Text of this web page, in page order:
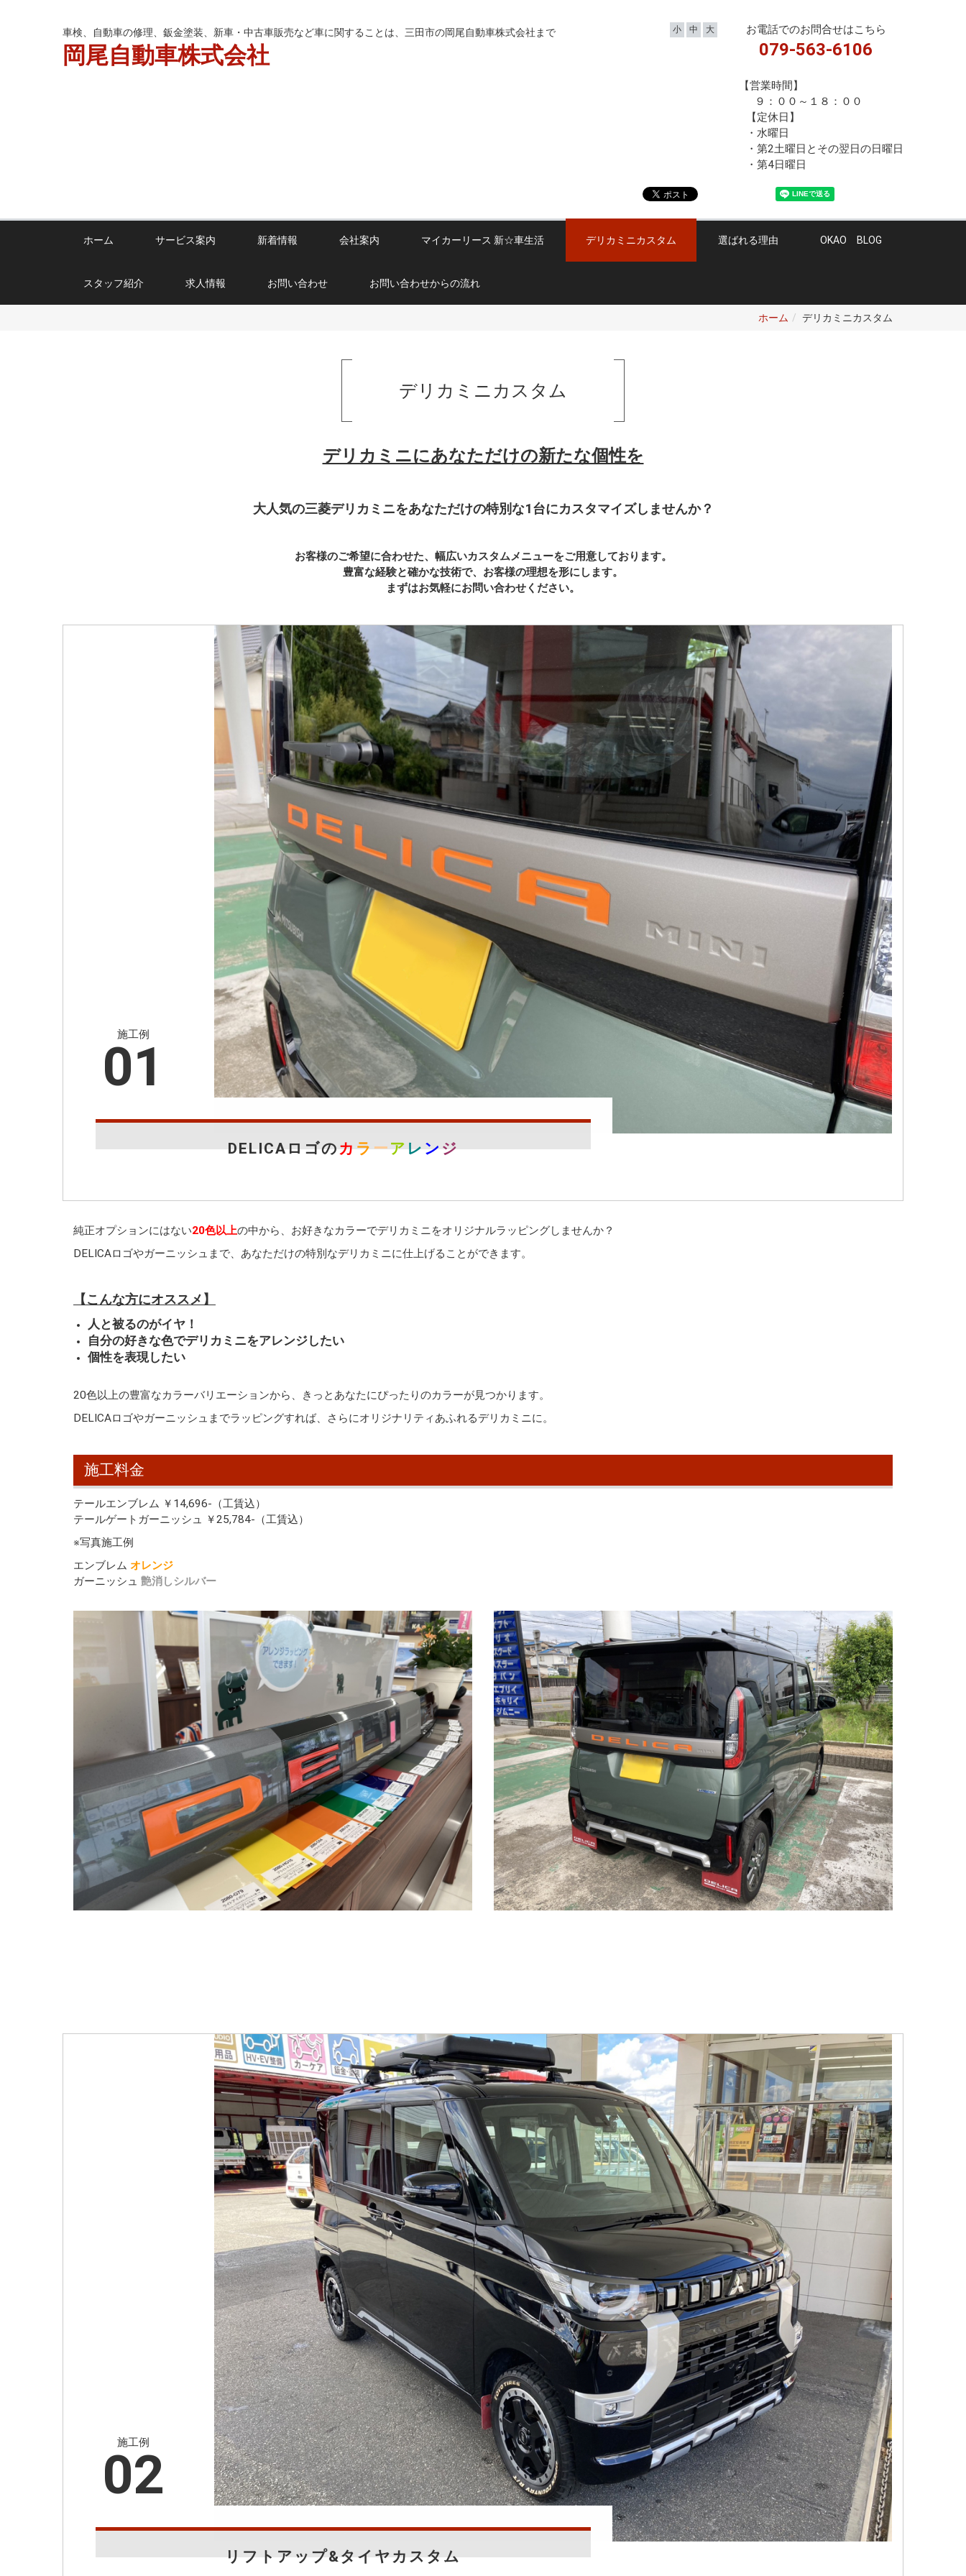
車検、自動車の修理、鈑金塗装、新車・中古車販売など車に関することは、三田市の岡尾自動車株式会社まで
岡尾自動車株式会社
お電話でのお問合せはこちら
079-563-6106
【営業時間】
９：００～１８：００
【定休日】
・水曜日
・第2土曜日とその翌日の日曜日
・第4日曜日
小 中 大
ホーム サービス案内 新着情報 会社案内 マイカーリース 新☆車生活 デリカミニカスタム 選ばれる理由 OKAO BLOG
スタッフ紹介 求人情報 お問い合わせ お問い合わせからの流れ
ホーム デリカミニカスタム
デリカミニカスタム
デリカミニにあなただけの新たな個性を
大人気の三菱デリカミニをあなただけの特別な1台にカスタマイズしませんか？
お客様のご希望に合わせた、幅広いカスタムメニューをご用意しております。
豊富な経験と確かな技術で、お客様の理想を形にします。
まずはお気軽にお問い合わせください。
施工例
01
DELICAロゴのカラーアレンジ
純正オプションにはない20色以上の中から、お好きなカラーでデリカミニをオリジナルラッピングしませんか？
DELICAロゴやガーニッシュまで、あなただけの特別なデリカミニに仕上げることができます。
【こんな方にオススメ】
人と被るのがイヤ！
自分の好きな色でデリカミニをアレンジしたい
個性を表現したい
20色以上の豊富なカラーバリエーションから、きっとあなたにぴったりのカラーが見つかります。
DELICAロゴやガーニッシュまでラッピングすれば、さらにオリジナリティあふれるデリカミニに。
施工料金
テールエンブレム ￥14,696-（工賃込）
テールゲートガーニッシュ ￥25,784-（工賃込）
※写真施工例
エンブレム オレンジ
ガーニッシュ 艶消しシルバー
施工例
02
リフトアップ&タイヤカスタム